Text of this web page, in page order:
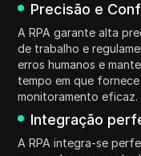
Precisão e
A RPA garante alta
de trabalho e
erros humanos e
tempo em que
monitoramento eficaz.
Integração
A RPA integra-se